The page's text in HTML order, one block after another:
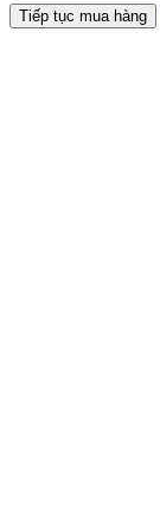
Tiếp tục mua hàng